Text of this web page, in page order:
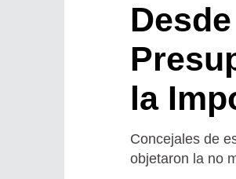
la
Concejales de
objetaron la no